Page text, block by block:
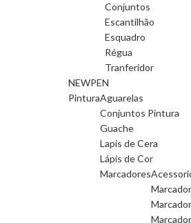
Conjuntos
Escantilhão
Esquadro
Régua
Tranferidor
NEWPEN
PinturaAguarelas
Conjuntos Pintura
Guache
Lapis de Cera
Lápis de Cor
Marcadores